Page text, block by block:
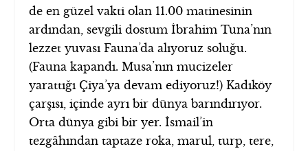
de en güzel vakti olan 11.00 matinesinin
ardından, sevgili dostum İbrahim Tuna’nın
lezzet yuvası Fauna’da alıyoruz soluğu.
(Fauna kapandı. Musa’nın mucizeler
yarattığı Çiya’ya devam ediyoruz!) Kadıköy
çarşısı, içinde ayrı bir dünya barındırıyor.
Orta dünya gibi bir yer. İsmail’in
tezgâhından taptaze roka, marul, turp, tere,